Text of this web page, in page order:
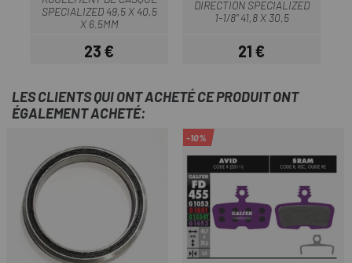
SPECIALIZED 49,5 X 40,5
X 6.5MM
Prix
23 €
DIRECTION SPECIALIZED
1-1/8" 41,8 X 30,5
Prix
21 €
LES CLIENTS QUI ONT ACHETÉ CE PRODUIT ONT
ÉGALEMENT ACHETÉ:
-10%